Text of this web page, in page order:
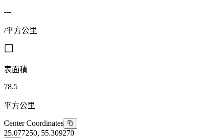
---
/平方公里
表面積
78.5
平方公里
Center Coordinates
25.077250, 55.309270